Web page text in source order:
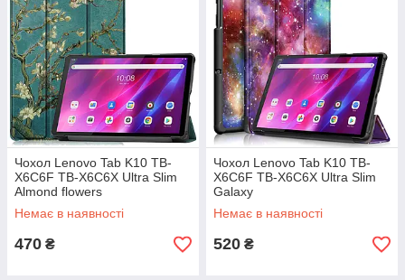
Чохол Lenovo Tab K10 TB-
X6C6F TB-X6C6X Ultra Slim
Almond flowers
Немає в наявності
470 ₴
Чохол Lenovo Tab K10 TB-
X6C6F TB-X6C6X Ultra Slim
Galaxy
Немає в наявності
520 ₴